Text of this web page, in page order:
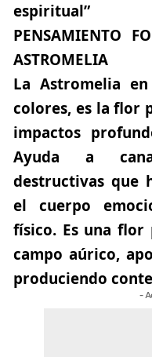
espiritual”
PENSAMIENTO
ASTROMELIA
La Astromelia
colores, es la flor
impactos
Ayuda a
destructivas que
el cuerpo
físico. Es una
campo aúrico,
produciendo
-